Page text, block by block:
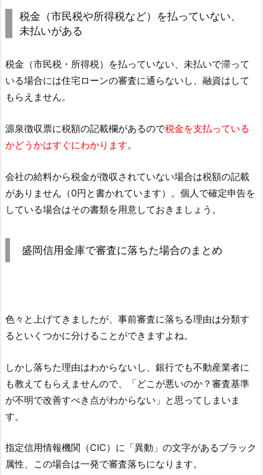
税金（市民税や所得税など）を払っていない、
未払いがある
税金（市民税・所得税）を払っていない、未払いで滞って
いる場合には住宅ローンの審査に通らないし、融資はして
もらえません。
源泉徴収票に税額の記載欄があるので税金を支払っている
かどうかはすぐにわかります。
会社の給料から税金が徴収されていない場合は税額の記載
がありません（0円と書かれています）。個人で確定申告を
している場合はその書類を用意しておきましょう。
盛岡信用金庫で審査に落ちた場合のまとめ
色々と上げてきましたが、事前審査に落ちる理由は分類す
るといくつかに分けることができますよね。
しかし落ちた理由はわからないし、銀行でも不動産業者に
も教えてもらえませんので、「どこが悪いのか？審査基準
が不明で改善すべき点がわからない」と思ってしまいま
す。
指定信用情報機関（CIC）に「異動」の文字があるブラック
属性、この場合は一発で審査落ちになります。